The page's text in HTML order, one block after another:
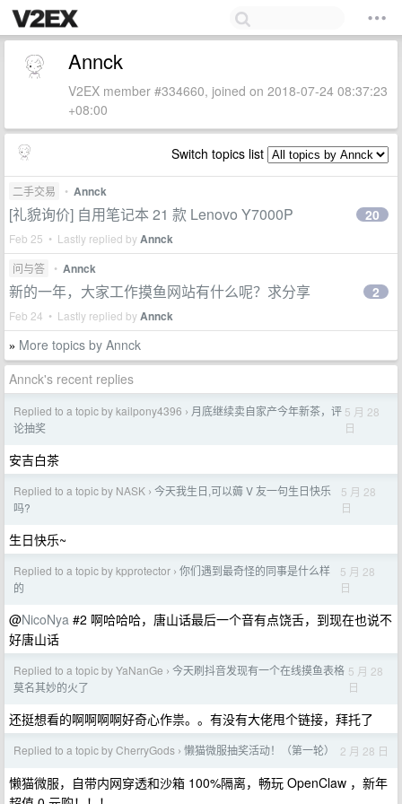
Annck
V2EX member #334660, joined on 2018-07-24 08:37:23
+08:00
Switch topics list
二手交易 • Annck
[礼貌询价] 自用笔记本 21 款 Lenovo Y7000P
Feb 25 • Lastly replied byAnnck
20
问与答 • Annck
新的一年，大家工作摸鱼网站有什么呢？求分享
Feb 24 • Lastly replied byAnnck
2
» More topics by Annck
Annck's recent replies
Replied to a topic by kailpony4396 › 月底继续卖自家产今年新茶，评
论抽奖
5 月 28
日
安吉白茶
Replied to a topic by NASK › 今天我生日,可以薅 V 友一句生日快乐
吗?
5 月 28
日
生日快乐~
Replied to a topic by kpprotector › 你们遇到最奇怪的同事是什么样
的
5 月 28
日
@NicoNya #2 啊哈哈哈，唐山话最后一个音有点饶舌，到现在也说不
好唐山话
Replied to a topic by YaNanGe › 今天刷抖音发现有一个在线摸鱼表格
莫名其妙的火了
5 月 28
日
还挺想看的啊啊啊啊好奇心作祟。。有没有大佬甩个链接，拜托了
Replied to a topic by CherryGods › 懒猫微服抽奖活动！（第一轮） 2 月 28 日
懒猫微服，自带内网穿透和沙箱 100%隔离，畅玩 OpenClaw ，新年